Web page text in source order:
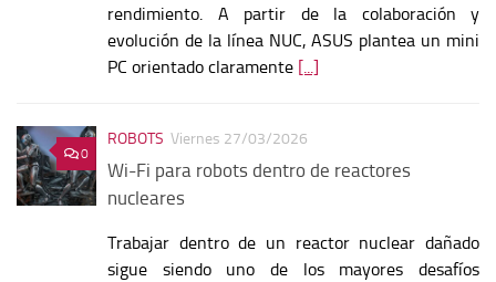
rendimiento. A partir de la colaboración y
evolución de la línea NUC, ASUS plantea un mini
PC orientado claramente [...]
0
ROBOTS Viernes 27/03/2026
Wi-Fi para robots dentro de reactores
nucleares
Trabajar dentro de un reactor nuclear dañado
sigue siendo uno de los mayores desafíos